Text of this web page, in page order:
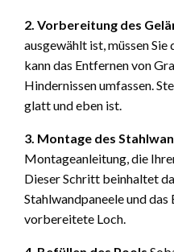
2. Vorbereitung des
ausgewählt ist, müssen
kann das Entfernen von
Hindernissen umfassen.
glatt und eben ist.
3. Montage des
Montageanleitung, die
Dieser Schritt beinhaltet
Stahlwandpaneele und das
vorbereitete Loch.